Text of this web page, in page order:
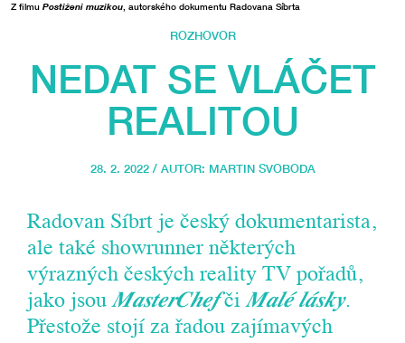
Z filmu Postiženi muzikou , autorského dokumentu Radovana Síbrta
ROZHOVOR
NEDAT SE VLÁČET
REALITOU
28. 2. 2022 / AUTOR: MARTIN SVOBODA
Radovan Síbrt je český dokumentarista,
ale také showrunner některých
výrazných českých reality TV pořadů,
jako jsouMasterChefčiMalé lásky.
Přestože stojí za řadou zajímavých